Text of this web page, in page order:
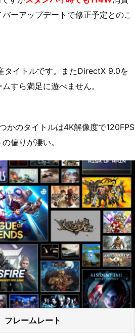
ーアップデートで修正予定とのこ
タイトルです。またDirectX 9.0を
すら満足に遊べません。
かのタイトルは4K解像度で120FPS
偏りが凄い。
フレームレート